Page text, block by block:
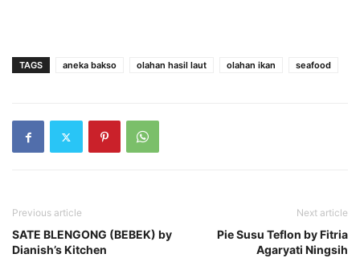
TAGS aneka bakso olahan hasil laut olahan ikan seafood
Previous article
SATE BLENGONG (BEBEK) by
Dianish’s Kitchen
Next article
Pie Susu Teflon by Fitria
Agaryati Ningsih